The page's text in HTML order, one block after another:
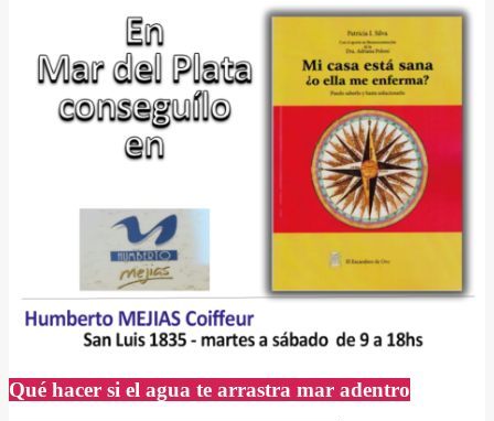
Qué hacer si el agua te arrastra mar adentro